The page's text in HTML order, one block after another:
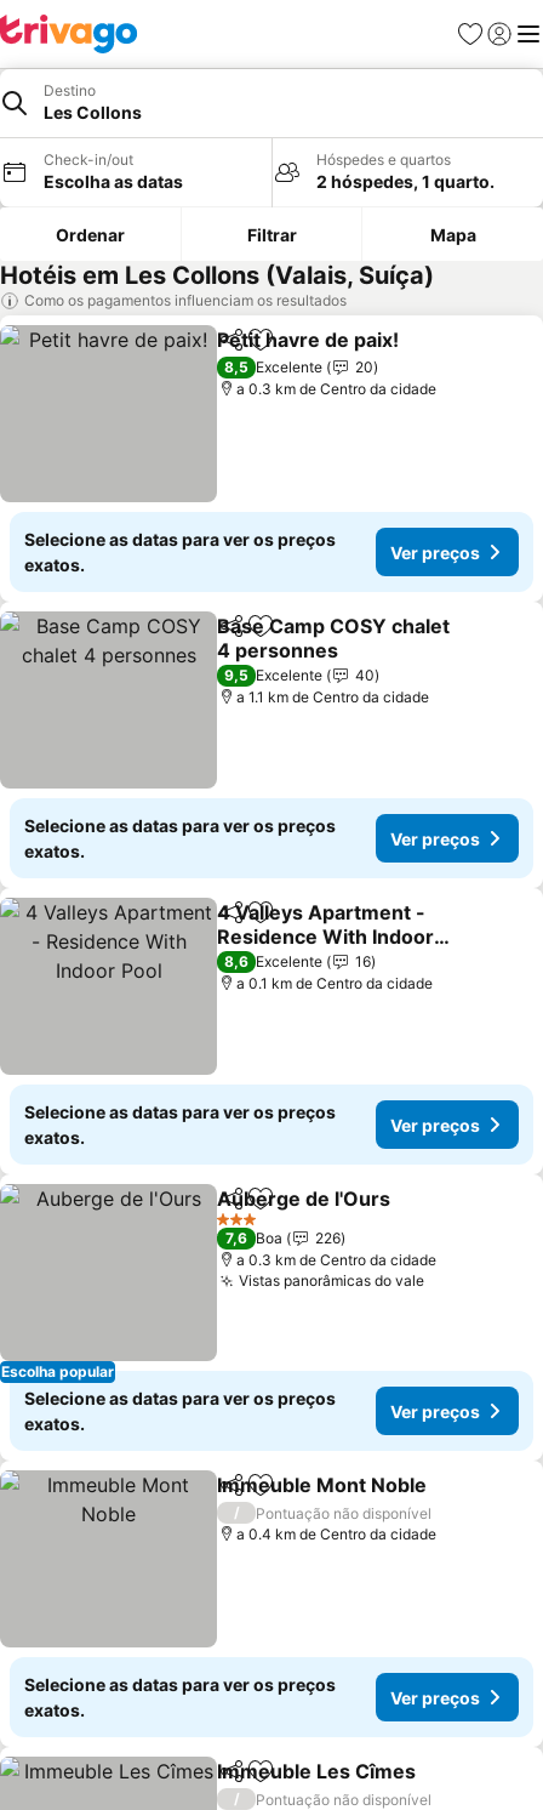
Favoritos
Iniciar
Destino
Les Collons
Check-in/out
Escolha as datas
Hóspedes e quartos
2 hóspedes, 1 quarto.
Ordenar Filtrar Mapa
Hotéis em Les Collons (Valais, Suíça)
Como os pagamentos influenciam os resultados
PartilharAdicionar aos favoritos
Petit havre de paix!
8,5 Excelente
20
a 0.3 km de Centro da cidade
Selecione as datas para ver os preços
exatos.
Ver preços
PartilharAdicionar aos favoritos
Base Camp COSY chalet
4 personnes
9,5 Excelente
40
a 1.1 km de Centro da cidade
Selecione as datas para ver os preços
exatos.
Ver preços
PartilharAdicionar aos favoritos
4 Valleys Apartment -
Residence With Indoor
Pool
8,6 Excelente
16
a 0.1 km de Centro da cidade
Selecione as datas para ver os preços
exatos.
Ver preços
Escolha popular
PartilharAdicionar aos favoritos
Auberge de l'Ours
3 Estrelas
7,6 Boa
226
a 0.3 km de Centro da cidade
Vistas panorâmicas do vale
Selecione as datas para ver os preços
exatos.
Ver preços
PartilharAdicionar aos favoritos
Immeuble Mont Noble
/
Pontuação não disponível
a 0.4 km de Centro da cidade
Selecione as datas para ver os preços
exatos.
Ver preços
PartilharAdicionar aos favoritos
Immeuble Les Cîmes
/
Pontuação não disponível